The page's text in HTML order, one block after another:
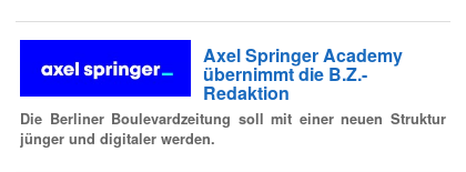
Axel Springer Academy
übernimmt die B.Z.-
Redaktion
Die Berliner Boulevardzeitung soll mit einer neuen Struktur
jünger und digitaler werden.